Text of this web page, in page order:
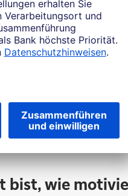
Zeit mit
bist, wie